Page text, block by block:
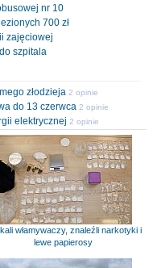
nr 10
700 zł
zajęciowej
szpitala
złodzieja 2 opinie
do 13 czerwca 2 opinie
elektrycznej 2 opinie
włamywaczy, znaleźli narkotyki i
lewe papierosy